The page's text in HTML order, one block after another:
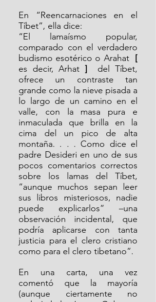
En “Reencarnaciones en el
Tíbet”, ella dice:
“El lamaísmo popular,
comparado con el verdadero
budismo esotérico o Arahat [
es decir, Arhat ] del Tíbet,
ofrece un contraste tan
grande como la nieve pisada a
lo largo de un camino en el
valle, con la masa pura e
inmaculada que brilla en la
cima del un pico de alta
montaña. . . . Como dice el
padre Desideri en uno de sus
pocos comentarios correctos
sobre los lamas del Tíbet,
“aunque muchos sepan leer
sus libros misteriosos, nadie
puede explicarlos” –una
observación incidental, que
podría aplicarse con tanta
justicia para el clero cristiano
como para el clero tibetano”.
En una carta, una vez
comentó que la mayoría
(aunque ciertamente no